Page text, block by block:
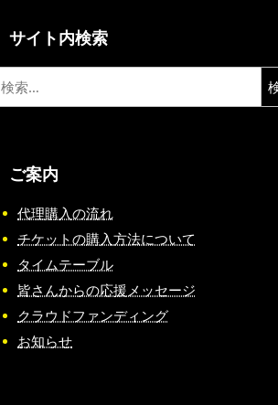
サイト内検索
索:
ご案内
代理購入の流れ
チケットの購入方法について
タイムテーブル
皆さんからの応援メッセージ
クラウドファンディング
お知らせ